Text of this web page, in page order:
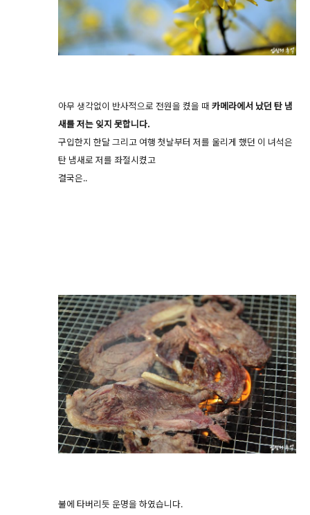
아무 생각없이 반사적으로 전원을 켰을 때 카메라에서 났던 탄 냄
새를 저는 잊지 못합니다.
구입한지 한달 그리고 여행 첫날부터 저를 울리게 했던 이 녀석은
탄 냄새로 저를 좌절시켰고
결국은..
불에 타버리듯 운명을 하였습니다.